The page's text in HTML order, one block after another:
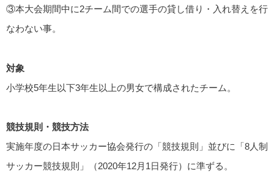
③本大会期間中に2チーム間での選手の貸し借り・入れ替えを行
なわない事。
対象
小学校5年生以下3年生以上の男女で構成されたチーム。
競技規則・競技方法
実施年度の日本サッカー協会発行の「競技規則」並びに「8人制
サッカー競技規則」（2020年12月1日発行）に準ずる。